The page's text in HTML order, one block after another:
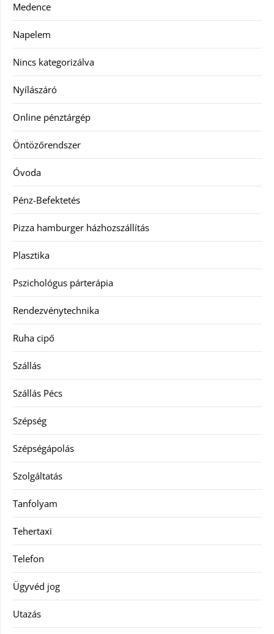
Medence
Napelem
Nincs kategorizálva
Nyílászáró
Online pénztárgép
Öntözőrendszer
Óvoda
Pénz-Befektetés
Pizza hamburger házhozszállítás
Plasztika
Pszichológus párterápia
Rendezvénytechnika
Ruha cipő
Szállás
Szállás Pécs
Szépség
Szépségápolás
Szolgáltatás
Tanfolyam
Tehertaxi
Telefon
Ügyvéd jog
Utazás